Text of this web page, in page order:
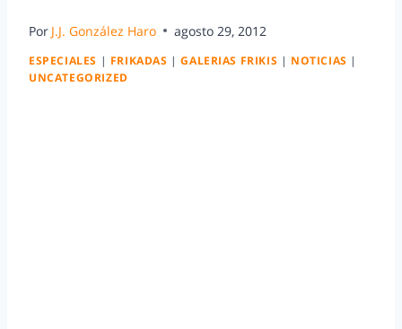
Por J.J. González Haro agosto 29, 2012
ESPECIALES | FRIKADAS |GALERIAS FRIKIS | NOTICIAS |
UNCATEGORIZED